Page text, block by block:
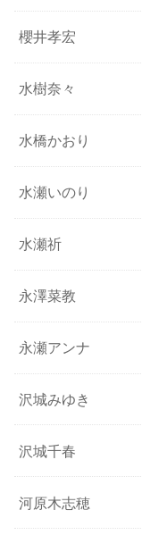
櫻井孝宏
水樹奈々
水橋かおり
水瀬いのり
水瀬祈
永澤菜教
永瀬アンナ
沢城みゆき
沢城千春
河原木志穂